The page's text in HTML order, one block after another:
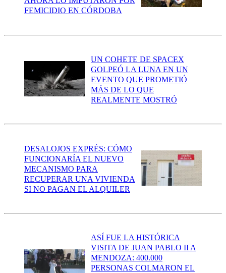
FEMICIDIO EN CÓRDOBA
UN COHETE DE SPACEX
GOLPEÓ LA LUNA EN UN
EVENTO QUE PROMETIÓ
MÁS DE LO QUE
REALMENTE MOSTRÓ
DESALOJOS EXPRÉS: CÓMO
FUNCIONARÍA EL NUEVO
MECANISMO PARA
RECUPERAR UNA VIVIENDA
SI NO PAGAN EL ALQUILER
ASÍ FUE LA HISTÓRICA
VISITA DE JUAN PABLO II A
MENDOZA: 400.000
PERSONAS COLMARON EL